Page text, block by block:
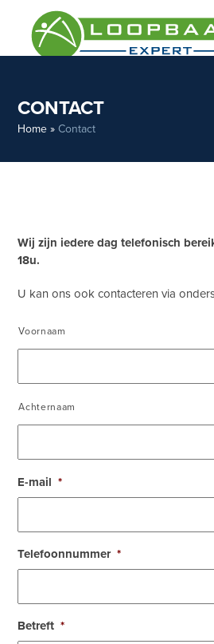
content
CONTACT
Home »Contact
Wij zijn iedere dag telefonisch
18u.
U kan ons ook contacteren via
Voornaam
Achternaam
E-mail *
Telefoonnummer *
Betreft *